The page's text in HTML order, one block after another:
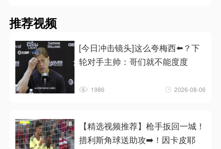
推荐视频
[今日冲击镜头]这么夸梅西⬅️？下
轮对手主帅：哥们就不能度度
1986 2026-08-06
【精选视频推荐】枪手扳回一城！
措利斯角球送助攻➡️！因卡皮耶